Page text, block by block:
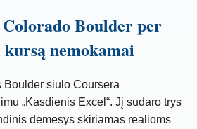
Boulder per
nemokamai
Boulder siūlo Coursera
„Kasdienis Excel“. Jį sudaro trys
dėmesys skiriamas realioms